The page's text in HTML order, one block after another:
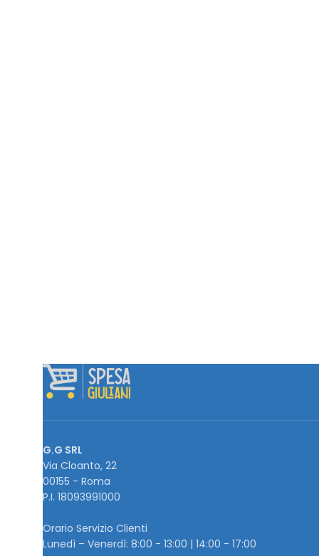
G.G SRL
Via Cloanto, 22
00155 - Roma
P.I. ‭18093991000
Orario Servizio Clienti
Lunedì – Venerdì: 8:00 - 13:00 | 14:00 - 17:00